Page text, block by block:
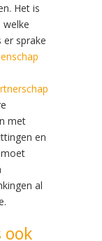
Het is
er sprake
met
en
moet
al